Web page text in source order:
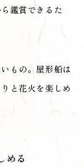
鑑賞できるた
もの。屋形船は
と花火を楽しめ
める